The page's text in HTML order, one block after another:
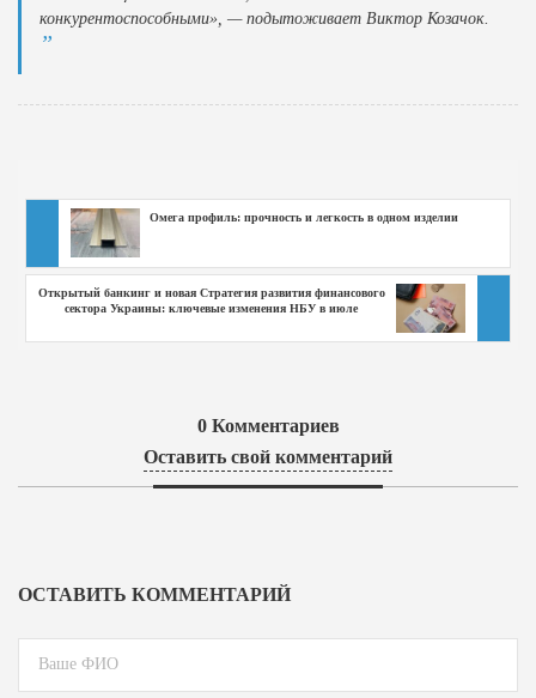
конкурентоспособными», — подытоживает Виктор Козачок.
Омега профиль: прочность и легкость в одном изделии
Открытый банкинг и новая Стратегия развития финансового
сектора Украины: ключевые изменения НБУ в июле
0Комментариев
Оставить свой комментарий
ОСТАВИТЬ КОММЕНТАРИЙ